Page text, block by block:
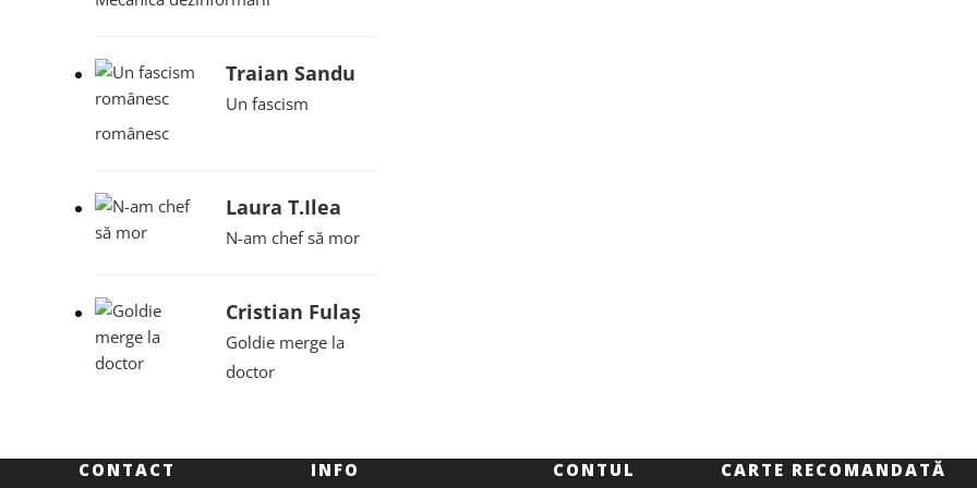
Traian Sandu
Un fascism
românesc
Laura T.Ilea
N-am chef să mor
Cristian Fulaș
Goldie merge la
doctor
CONTACT INFO CONTUL CARTE RECOMANDATĂ